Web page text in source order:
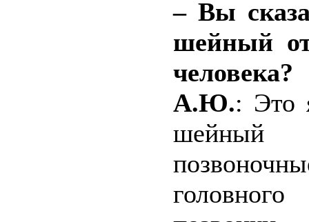
– Вы
шейный
человека?
А.Ю.: Это
шейный